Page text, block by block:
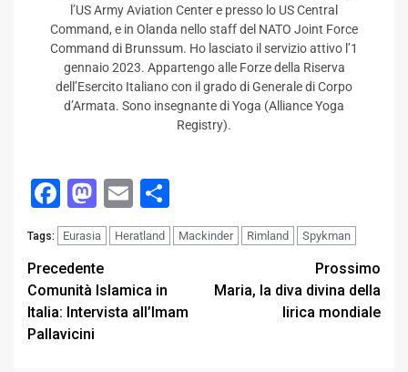
l’US Army Aviation Center e presso lo US Central
Command, e in Olanda nello staff del NATO Joint Force
Command di Brunssum. Ho lasciato il servizio attivo l’1
gennaio 2023. Appartengo alle Forze della Riserva
dell’Esercito Italiano con il grado di Generale di Corpo
d’Armata. Sono insegnante di Yoga (Alliance Yoga
Registry).
Facebook
Mastodon
Email
Tags: Eurasia Heratland Mackinder Rimland Spykman
Post
navigation
Precedente
Comunità Islamica in
Italia: Intervista all’Imam
Pallavicini
Prossimo
Maria, la diva divina della
lirica mondiale